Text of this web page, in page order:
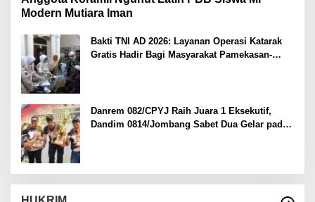
Modern Mutiara Iman
Bakti TNI AD 2026: Layanan Operasi Katarak
Gratis Hadir Bagi Masyarakat Pamekasan-
Danrem 082/CPYJ Raih Juara 1 Eksekutif,
Dandim 0814/Jombang Sabet Dua Gelar pada